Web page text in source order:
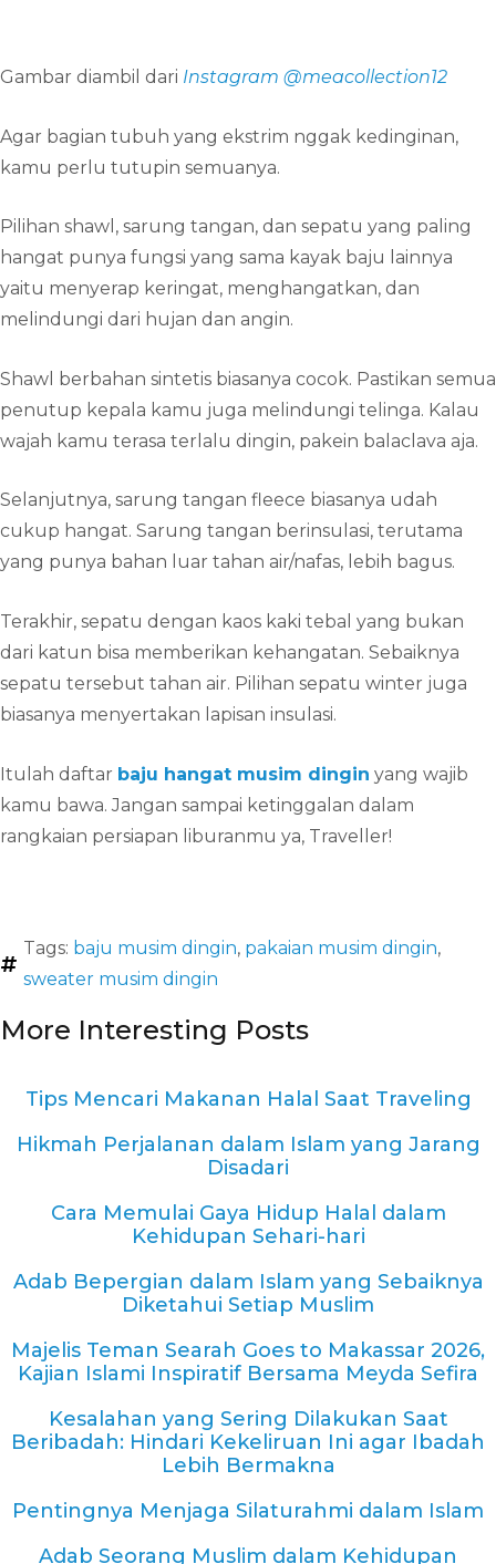
Gambar diambil dari Instagram @meacollection12
Agar bagian tubuh yang ekstrim nggak kedinginan,
kamu perlu tutupin semuanya.
Pilihan shawl, sarung tangan, dan sepatu yang paling
hangat punya fungsi yang sama kayak baju lainnya
yaitu menyerap keringat, menghangatkan, dan
melindungi dari hujan dan angin.
Shawl berbahan sintetis biasanya cocok. Pastikan semua
penutup kepala kamu juga melindungi telinga. Kalau
wajah kamu terasa terlalu dingin, pakein balaclava aja.
Selanjutnya, sarung tangan fleece biasanya udah
cukup hangat. Sarung tangan berinsulasi, terutama
yang punya bahan luar tahan air/nafas, lebih bagus.
Terakhir, sepatu dengan kaos kaki tebal yang bukan
dari katun bisa memberikan kehangatan. Sebaiknya
sepatu tersebut tahan air. Pilihan sepatu winter juga
biasanya menyertakan lapisan insulasi.
Itulah daftar baju hangat musim dingin yang wajib
kamu bawa. Jangan sampai ketinggalan dalam
rangkaian persiapan liburanmu ya, Traveller!
Tags: baju musim dingin, pakaian musim dingin,
sweater musim dingin
More Interesting Posts
Tips Mencari Makanan Halal Saat Traveling
Hikmah Perjalanan dalam Islam yang Jarang
Disadari
Cara Memulai Gaya Hidup Halal dalam
Kehidupan Sehari-hari
Adab Bepergian dalam Islam yang Sebaiknya
Diketahui Setiap Muslim
Majelis Teman Searah Goes to Makassar 2026,
Kajian Islami Inspiratif Bersama Meyda Sefira
Kesalahan yang Sering Dilakukan Saat
Beribadah: Hindari Kekeliruan Ini agar Ibadah
Lebih Bermakna
Pentingnya Menjaga Silaturahmi dalam Islam
Adab Seorang Muslim dalam Kehidupan